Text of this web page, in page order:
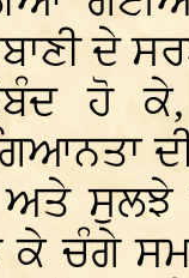
ਦੇ
ਹੋ ਕੇ,
ਅਤੇ ਸੁਲਝੇ
ਕੇ ਚੰਗੇ